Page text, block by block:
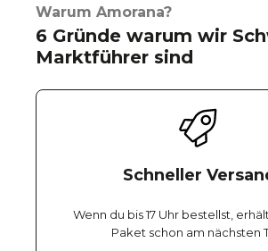
Warum Amorana?
6 Gründe warum wir
Marktführer sind
Schneller
Wenn du bis 17 Uhr bestellst,
Paket schon am nächsten